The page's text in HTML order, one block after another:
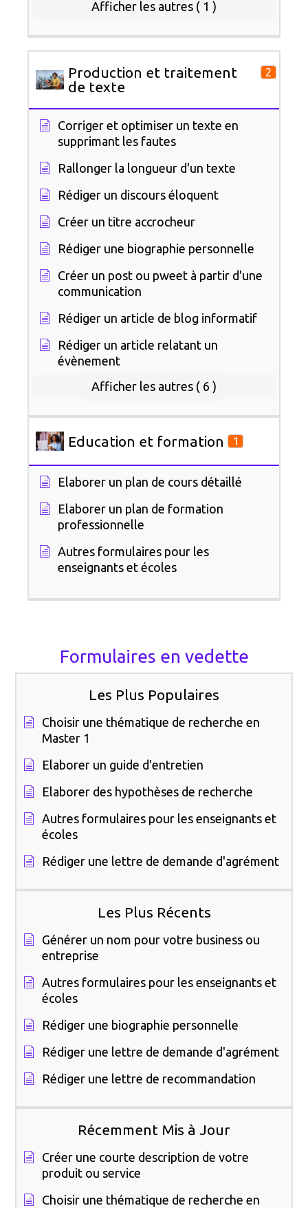
Afficher les autres ( 1 )
Production et traitement
de texte
2
Corriger et optimiser un texte en
supprimant les fautes
Rallonger la longueur d'un texte
Rédiger un discours éloquent
Créer un titre accrocheur
Rédiger une biographie personnelle
Créer un post ou pweet à partir d'une
communication
Rédiger un article de blog informatif
Rédiger un article relatant un
évènement
Afficher les autres ( 6 )
Education et formation 1
Elaborer un plan de cours détaillé
Elaborer un plan de formation
professionnelle
Autres formulaires pour les
enseignants et écoles
Formulaires en vedette
Les Plus Populaires
Choisir une thématique de recherche en
Master 1
Elaborer un guide d'entretien
Elaborer des hypothèses de recherche
Autres formulaires pour les enseignants et
écoles
Rédiger une lettre de demande d'agrément
Les Plus Récents
Générer un nom pour votre business ou
entreprise
Autres formulaires pour les enseignants et
écoles
Rédiger une biographie personnelle
Rédiger une lettre de demande d'agrément
Rédiger une lettre de recommandation
Récemment Mis à Jour
Créer une courte description de votre
produit ou service
Choisir une thématique de recherche en